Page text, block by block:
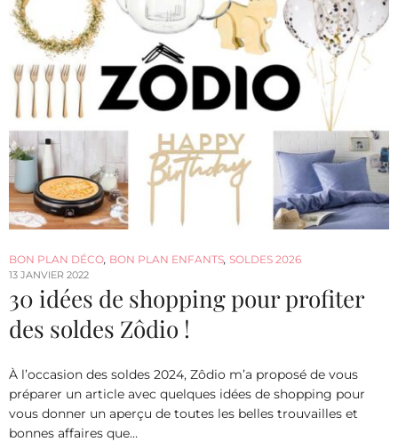
BON PLAN DÉCO, BON PLAN ENFANTS, SOLDES 2026
13 JANVIER 2022
30 idées de shopping pour profiter
des soldes Zôdio !
À l’occasion des soldes 2024, Zôdio m’a proposé de vous
préparer un article avec quelques idées de shopping pour
vous donner un aperçu de toutes les belles trouvailles et
bonnes affaires que…